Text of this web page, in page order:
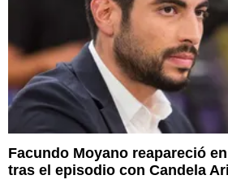
Facundo Moyano reapareció
tras el episodio con Candela